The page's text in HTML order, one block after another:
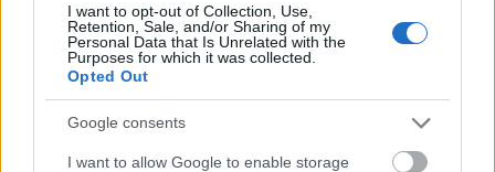
I want to opt-out of Collection, Use,
Retention, Sale, and/or Sharing of my
Personal Data that Is Unrelated with the
Purposes for which it was collected.
Opted Out
Google consents
I want to allow Google to enable storage